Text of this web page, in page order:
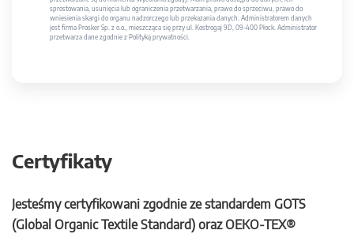
sprostowania, usunięcia lub ograniczenia przetwarzania, prawo do sprzeciwu, prawo do
wniesienia skargi do organu nadzorczego lub przekazania danych. Administratorem danych
jest firma Prosker Sp. z o.o., mieszcząca się przy ul. Kostrogaj 9D, 09-400 Płock. Administrator
przetwarza dane zgodnie z Polityką prywatności.
Certyfikaty
Jesteśmy certyfikowani zgodnie ze standardem GOTS
(Global Organic Textile Standard) oraz OEKO-TEX®